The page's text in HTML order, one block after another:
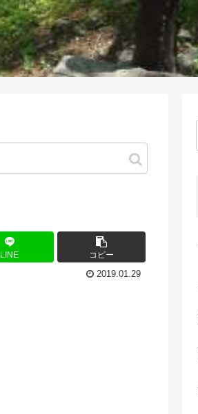
LINE コピー
2019.01.29